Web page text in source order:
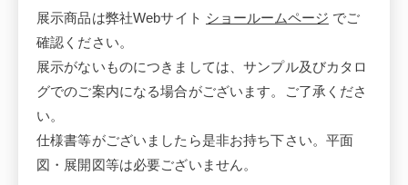
展示商品は弊社Webサイト ショールームページ でご
確認ください。
展示がないものにつきましては、サンプル及びカタロ
グでのご案内になる場合がございます。ご了承くださ
い。
仕様書等がございましたら是非お持ち下さい。平面
図・展開図等は必要ございません。